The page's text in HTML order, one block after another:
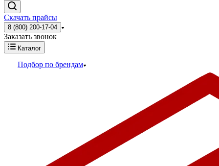
Скачать прайсы
8 (800) 200-17-04
Заказать звонок
Каталог
Подбор по брендам